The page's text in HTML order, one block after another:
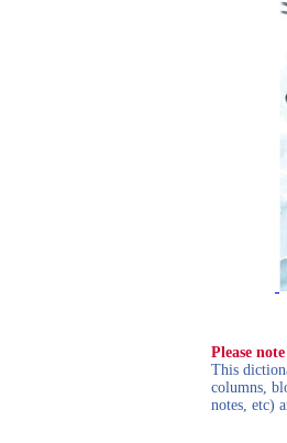
Please note
This
columns,
notes, etc)